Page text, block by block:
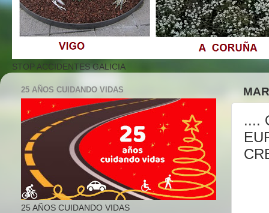
STOP ACCIDENTES GALICIA
....
25 AÑOS CUIDANDO VIDAS
25 AÑOS CUIDANDO VIDAS